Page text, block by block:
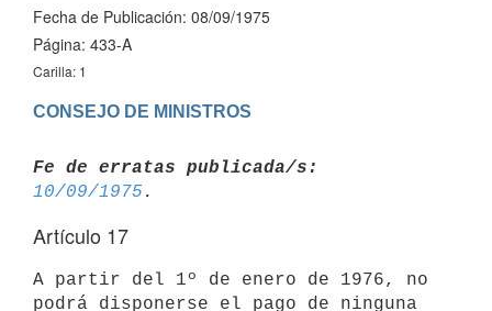
Fecha de Publicación: 08/09/1975
Página: 433-A
Carilla: 1
CONSEJO DE MINISTROS
Fe de erratas publicada/s:
10/09/1975
Artículo 17
A partir del 1º de enero de 1976, no
podrá disponerse el pago de ninguna